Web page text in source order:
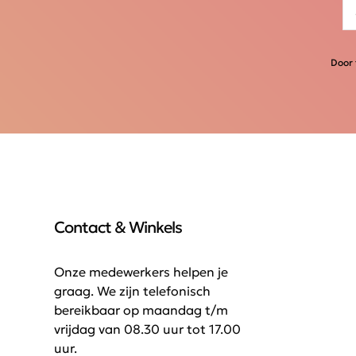
Door
Contact & Winkels
Onze medewerkers helpen je
graag. We zijn telefonisch
bereikbaar op maandag t/m
vrijdag van 08.30 uur tot 17.00
uur.